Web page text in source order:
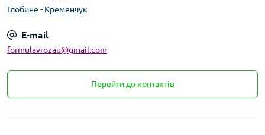
Глобине - Кременчук
E-mail
formulavrozau@gmail.com
Перейти до контактів